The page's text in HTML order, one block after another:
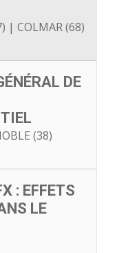
| COLMAR (68)
DE
(38)
: EFFETS
LE